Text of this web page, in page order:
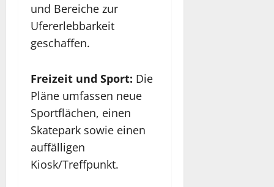
und Bereiche zur
Ufererlebbarkeit
geschaffen.
Freizeit und Sport: Die
Pläne umfassen neue
Sportflächen, einen
Skatepark sowie einen
auffälligen
Kiosk/Treffpunkt.